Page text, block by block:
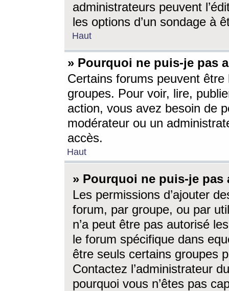
administrateurs peuvent
les options d’un sondage à
Haut
» Pourquoi ne puis-je pas
Certains forums peuvent être
groupes. Pour voir, lire,
action, vous avez besoin de
modérateur ou un
accès.
Haut
» Pourquoi ne puis-je
Les permissions d’ajouter
forum, par groupe, ou par
n’a peut être pas autorisé
le forum spécifique dans
être seuls certains groupes
Contactez l’administrateur
pourquoi vous n’êtes pas